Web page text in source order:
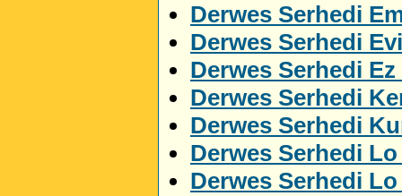
Derwes Serhedi
Derwes Serhedi
Derwes Serhedi
Derwes Serhedi
Derwes Serhedi
Derwes Serhedi
Derwes Serhedi